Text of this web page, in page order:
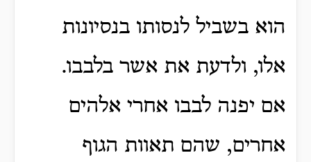
הוא בשביל לנסותו בנסיונות
אלו, ולדעת את אשר בלבבו.
אם יפנה לבבו אחרי אלהים
אחרים, שהם תאוות הגוף